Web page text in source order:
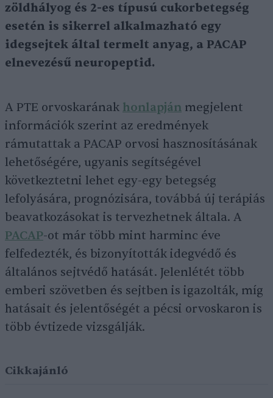
zöldhályog és 2-es típusú cukorbetegség
esetén is sikerrel alkalmazható egy
idegsejtek által termelt anyag, a PACAP
elnevezésű neuropeptid.
A PTE orvoskarának honlapján megjelent
információk szerint az eredmények
rámutattak a PACAP orvosi hasznosításának
lehetőségére, ugyanis segítségével
következtetni lehet egy-egy betegség
lefolyására, prognózisára, továbbá új terápiás
beavatkozásokat is tervezhetnek általa. A
PACAP-ot már több mint harminc éve
felfedezték, és bizonyították idegvédő és
általános sejtvédő hatását. Jelenlétét több
emberi szövetben és sejtben is igazolták, míg
hatásait és jelentőségét a pécsi orvoskaron is
több évtizede vizsgálják.
Cikkajánló